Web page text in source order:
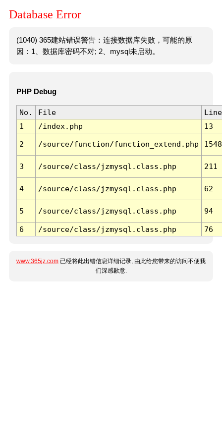
Database Error
(1040) 365建站错误警告：连接数据库失败，可能的原
因：1、数据库密码不对; 2、mysql未启动。
PHP Debug
No. File
Line
1
/index.php 13
2 /source/function/function_extend.php 1548
3 /source/class/jzmysql.class.php 211
4 /source/class/jzmysql.class.php 62
5 /source/class/jzmysql.class.php 94
6 /source/class/jzmysql.class.php 76
www.365jz.com 已经将此出错信息详细记录, 由此给您带来的访问不便我
们深感歉意.